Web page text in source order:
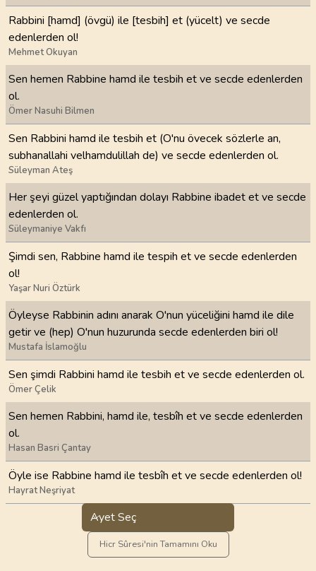
Rabbini [hamd] (övgü) ile [tesbih] et (yücelt) ve secde
edenlerden ol!
Mehmet Okuyan
Sen hemen Rabbine hamd ile tesbih et ve secde edenlerden
ol.
Ömer Nasuhi Bilmen
Sen Rabbini hamd ile tesbih et (O'nu övecek sözlerle an,
subhanallahi velhamdulillah de) ve secde edenlerden ol.
Süleyman Ateş
Her şeyi güzel yaptığından dolayı Rabbine ibadet et ve secde
edenlerden ol.
Süleymaniye Vakfı
Şimdi sen, Rabbine hamd ile tespih et ve secde edenlerden
ol!
Yaşar Nuri Öztürk
Öyleyse Rabbinin adını anarak O'nun yüceliğini hamd ile dile
getir ve (hep) O'nun huzurunda secde edenlerden biri ol!
Mustafa İslamoğlu
Sen şimdi Rabbini hamd ile tesbih et ve secde edenlerden ol.
Ömer Çelik
Sen hemen Rabbini, hamd ile, tesbîh et ve secde edenlerden
ol.
Hasan Basri Çantay
Öyle ise Rabbine hamd ile tesbîh et ve secde edenlerden ol!
Hayrat Neşriyat
Ayet Seç
Hicr Sûresi'nin Tamamını Oku